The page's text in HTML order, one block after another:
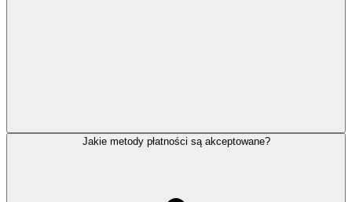
Jakie metody płatności są akceptowane?